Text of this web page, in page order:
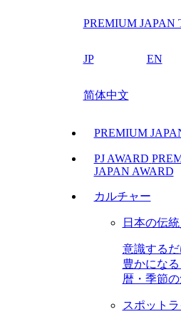
PREMIUM JAPAN
JP EN
简体中文
PREMIUM
PJ AWARD
JAPAN AWARD
カルチャー
日本の伝
意識する
豊かにな
暦・季節
スポット